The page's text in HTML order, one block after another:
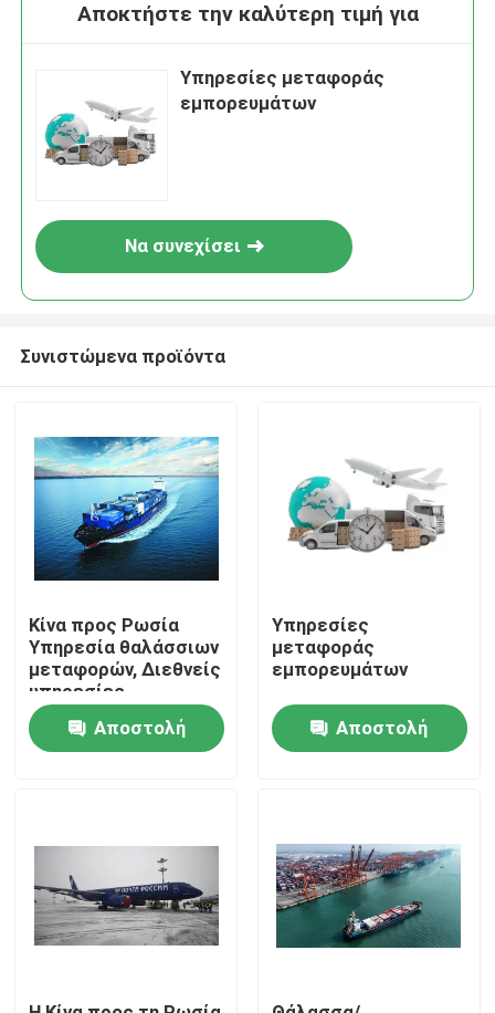
Προϊόντα
Βίντεο
Αποκτήστε την καλύτερη τιμή για
Υπηρεσίες μεταφοράς
εμπορευμάτων
Να συνεχίσει
Συνιστώμενα προϊόντα
Κίνα προς Ρωσία
Υπηρεσία θαλάσσιων
μεταφορών, Διεθνείς
υπηρεσίες
μεταφοράς
εμπορευμάτων στην
Κίνα
Αποστολή
Υπηρεσίες
μεταφοράς
εμπορευμάτων
Αποστολή